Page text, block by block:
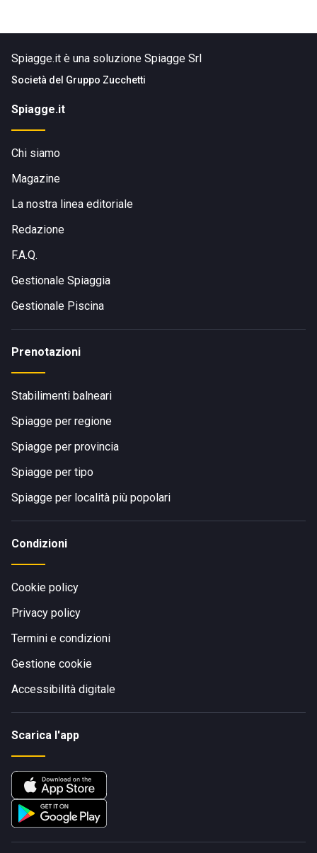
Spiagge.it è una soluzione Spiagge Srl
Società del Gruppo Zucchetti
Spiagge.it
Chi siamo
Magazine
La nostra linea editoriale
Redazione
F.A.Q.
Gestionale Spiaggia
Gestionale Piscina
Prenotazioni
Stabilimenti balneari
Spiagge per regione
Spiagge per provincia
Spiagge per tipo
Spiagge per località più popolari
Condizioni
Cookie policy
Privacy policy
Termini e condizioni
Gestione cookie
Accessibilità digitale
Scarica l'app